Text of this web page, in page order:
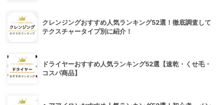
クレンジングおすすめ人気ランキング52選！徹底調査して
テクスチャータイプ別に紹介！
ドライヤーおすすめ人気ランキング52選【速乾・くせ毛・
コスパ商品】